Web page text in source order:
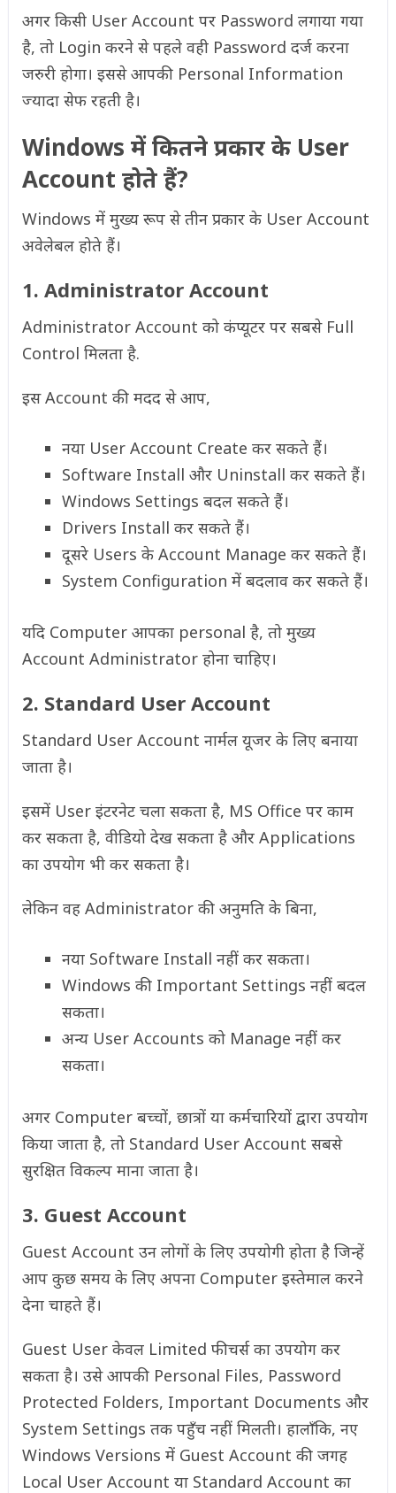
अगर किसी User Account पर Password लगाया गया
है, तो Login करने से पहले वही Password दर्ज करना
जरुरी होगा। इससे आपकी Personal Information
ज्यादा सेफ रहती है।
Windows में कितने प्रकार के User
Account होते हैं?
Windows में मुख्य रूप से तीन प्रकार के User Account
अवेलेबल होते हैं।
1. Administrator Account
Administrator Account को कंप्यूटर पर सबसे Full
Control मिलता है.
इस Account की मदद से आप,
नया User Account Create कर सकते हैं।
Software Install और Uninstall कर सकते हैं।
Windows Settings बदल सकते हैं।
Drivers Install कर सकते हैं।
दूसरे Users के Account Manage कर सकते हैं।
System Configuration में बदलाव कर सकते हैं।
यदि Computer आपका personal है, तो मुख्य
Account Administrator होना चाहिए।
2. Standard User Account
Standard User Account नार्मल यूजर के लिए बनाया
जाता है।
इसमें User इंटरनेट चला सकता है, MS Office पर काम
कर सकता है, वीडियो देख सकता है और Applications
का उपयोग भी कर सकता है।
लेकिन वह Administrator की अनुमति के बिना,
नया Software Install नहीं कर सकता।
Windows की Important Settings नहीं बदल
सकता।
अन्य User Accounts को Manage नहीं कर
सकता।
अगर Computer बच्चों, छात्रों या कर्मचारियों द्वारा उपयोग
किया जाता है, तो Standard User Account सबसे
सुरक्षित विकल्प माना जाता है।
3. Guest Account
Guest Account उन लोगों के लिए उपयोगी होता है जिन्हें
आप कुछ समय के लिए अपना Computer इस्तेमाल करने
देना चाहते हैं।
Guest User केवल Limited फीचर्स का उपयोग कर
सकता है। उसे आपकी Personal Files, Password
Protected Folders, Important Documents और
System Settings तक पहुँच नहीं मिलती। हालाँकि, नए
Windows Versions में Guest Account की जगह
Local User Account या Standard Account का